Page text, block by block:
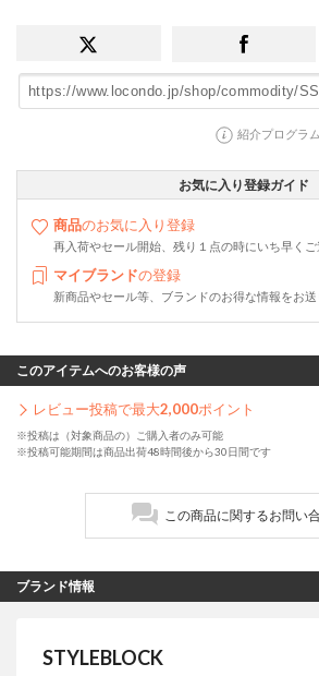
紹介プログラ
お気に入り登録ガイド
商品のお気に入り登録
再入荷やセール開始、残り１点の時にいち早く
マイブランドの登録
新商品やセール等、ブランドのお得な情報をお送
このアイテムへのお客様の声
レビュー投稿で最大2,000ポイント
※投稿は（対象商品の）ご購入者のみ可能
※投稿可能期間は商品出荷48時間後から30日間です
この商品に関するお問い
ブランド情報
STYLEBLOCK